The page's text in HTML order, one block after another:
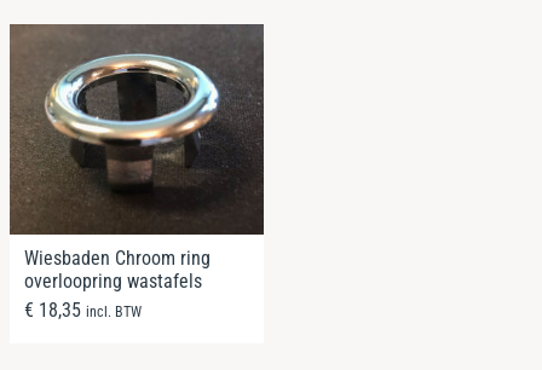
Wiesbaden Chroom ring
overloopring wastafels
€ 18,35 incl. BTW